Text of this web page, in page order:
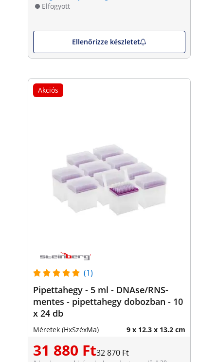
Elfogyott
Ellenőrizze készletet
Akciós
(1)
Pipettahegy - 5 ml - DNAse/RNS-
mentes - pipettahegy dobozban - 10
x 24 db
Méretek (HxSzéxMa) 9 x 12.3 x 13.2 cm
31 880 Ft32 870 Ft